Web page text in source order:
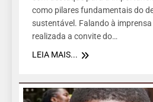
como pilares fundamentais do
sustentável. Falando à
realizada a convite do…
LEIA MAIS...